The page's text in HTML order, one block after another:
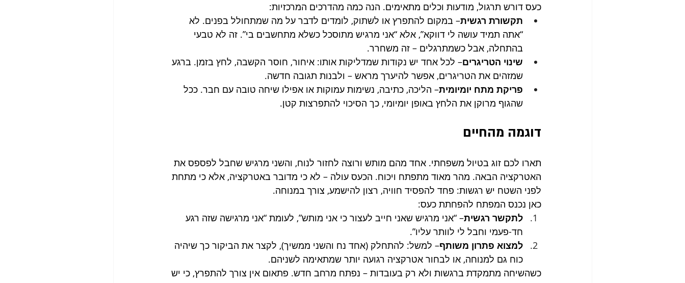
כעס דורש תרגול, מודעות וכלים מתאימים. הנה כמה מהדרכים המרכזיות:
תקשורת רגשית– במקום להתפרץ או לשתוק, לומדים לדבר על מה שמתחולל בפנים. לא
“אתה תמיד עושה לי דווקא”, אלא “אני מרגיש מתוסכל כשלא מתחשבים בי”. זה לא טבעי
בהתחלה, אבל כשמתרגלים – זה משחרר.
שינוי הטריגרים– לכל אחד יש נקודות שמדליקות אותו: איחור, חוסר הקשבה, לחץ בזמן. ברגע
שמזהים את הטריגרים, אפשר להיערך מראש – ולבנות תגובה חדשה.
פריקת מתח יומיומית– הליכה, כתיבה, נשימות עמוקות או אפילו שיחה טובה עם חבר. ככל
שהגוף מרוקן את הלחץ באופן יומיומי, כך הסיכוי להתפרצות קטן.
דוגמה מהחיים
תארו לכם זוג בטיול משפחתי. אחד מהם מותש ורוצה לחזור לנוח, והשני מרגיש שחבל לפספס את
האטרקציה הבאה. מהר מאוד מתפתח ויכוח. הכעס עולה – לא כי מדובר באטרקציה, אלא כי מתחת
לפני השטח יש רגשות: פחד להפסיד חוויה, רצון להישמע, צורך במנוחה.
כאן נכנס המפתח להפחתת כעס:
לתקשר רגשית– “אני מרגיש שאני חייב לעצור כי אני מותש”, לעומת “אני מרגישה שזה רגע
חד-פעמי וחבל לי לוותר עליו”.
למצוא פתרון משותף– למשל: להתחלק (אחד נח והשני ממשיך), לקצר את הביקור כך שיהיה
כוח גם למנוחה, או לבחור אטרקציה רגועה יותר שמתאימה לשניהם.
כשהשיחה מתמקדת ברגשות ולא רק בעובדות – נפתח מרחב חדש. פתאום אין צורך להתפרץ, כי יש